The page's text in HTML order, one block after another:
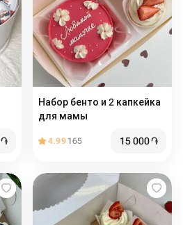
֏
Набор бенто и 2 капкейка
для мамы
4.99 165 15 000֏